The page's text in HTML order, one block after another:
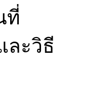
ที่
ะวิธี